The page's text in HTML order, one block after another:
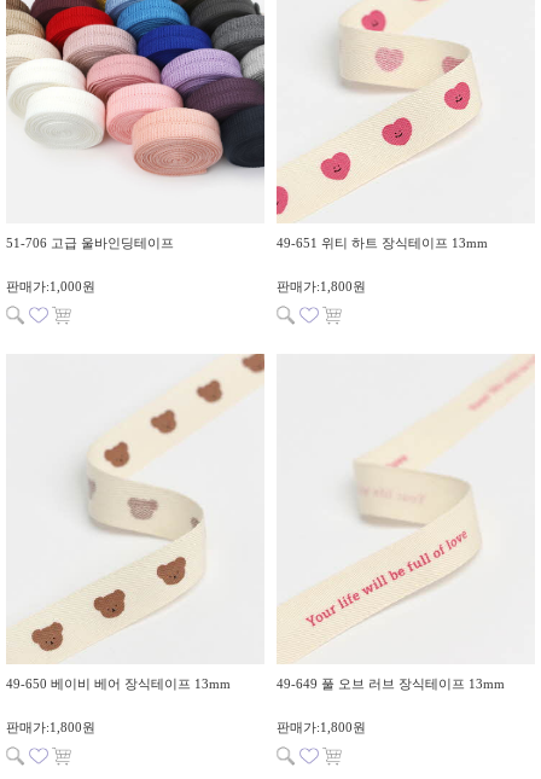
51-706 고급 울바인딩테이프
판매가:1,000원
49-651 위티 하트 장식테이프 13mm
판매가:1,800원
49-650 베이비 베어 장식테이프 13mm
판매가:1,800원
49-649 풀 오브 러브 장식테이프 13mm
판매가:1,800원